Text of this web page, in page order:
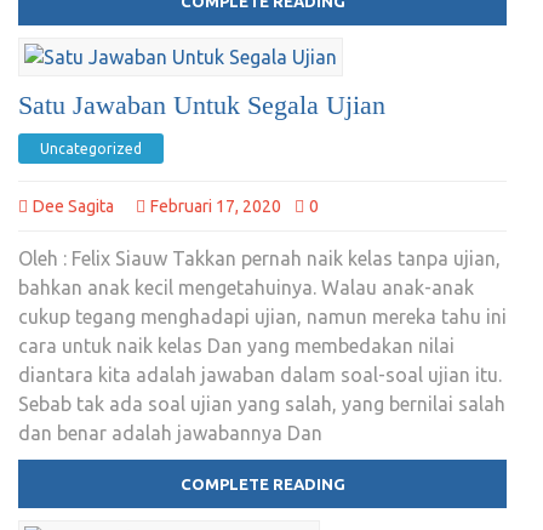
Satu Jawaban Untuk Segala Ujian
Uncategorized
Dee Sagita Februari 17, 2020 0
Oleh : Felix Siauw Takkan pernah naik kelas tanpa ujian,
bahkan anak kecil mengetahuinya. Walau anak-anak
cukup tegang menghadapi ujian, namun mereka tahu ini
cara untuk naik kelas Dan yang membedakan nilai
diantara kita adalah jawaban dalam soal-soal ujian itu.
Sebab tak ada soal ujian yang salah, yang bernilai salah
dan benar adalah jawabannya Dan
COMPLETE READING